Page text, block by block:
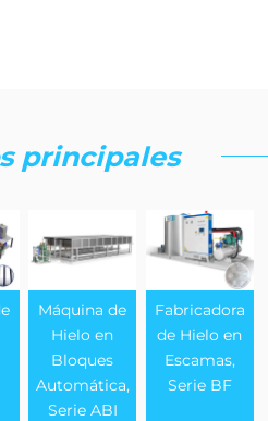
principales
Máquina de
Hielo en
Bloques
Automática,
Serie ABI
Fabricadora
de Hielo en
Escamas,
Serie BF